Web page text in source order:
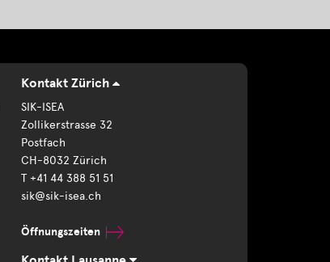
Kontakt Zürich
SIK-ISEA
Zollikerstrasse 32
Postfach
CH-8032 Zürich
T +41 44 388 51 51
sik@sik-isea.ch
Öffnungszeiten